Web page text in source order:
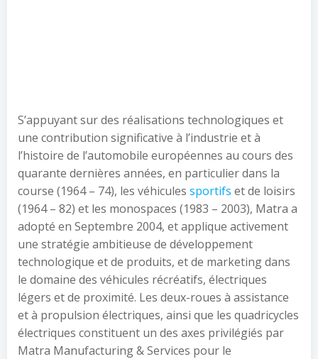
S’appuyant sur des réalisations technologiques et
une contribution significative à l’industrie et à
l’histoire de l’automobile européennes au cours des
quarante dernières années, en particulier dans la
course (1964 – 74), les véhicules sportifs et de loisirs
(1964 – 82) et les monospaces (1983 – 2003), Matra a
adopté en Septembre 2004, et applique activement
une stratégie ambitieuse de développement
technologique et de produits, et de marketing dans
le domaine des véhicules récréatifs, électriques
légers et de proximité. Les deux-roues à assistance
et à propulsion électriques, ainsi que les quadricycles
électriques constituent un des axes privilégiés par
Matra Manufacturing & Services pour le